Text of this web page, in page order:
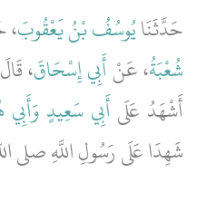
حَدَّثَنَايُوسُفُ بْنُ يَعْقُوبَ،
شُعْبَةُ، عَنْأَبِي إِسْحَاقَ،
أَشْهَدُ عَلَى أَبِي سَعِيدٍ
شَهِدَا عَلَى رَسُولِ اللَّهِ صلى